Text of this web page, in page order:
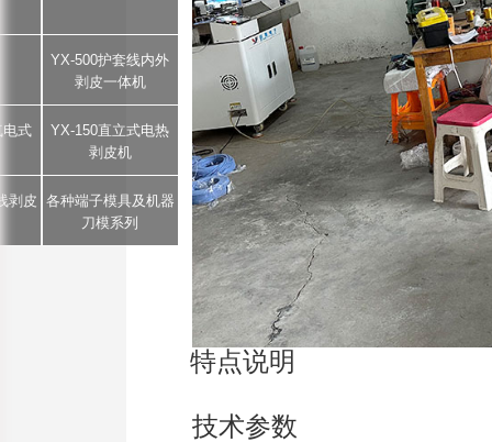
YX-500护套线内外
剥皮一体机
电式
YX-150直立式电热
剥皮机
剥皮 各种端子模具及机器
刀模系列
特点说明
技术参数